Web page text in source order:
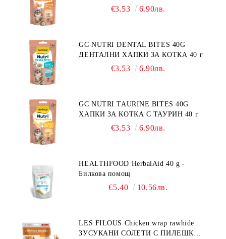
€3.53 6.90лв.
GC NUTRI DENTAL BITES 40G
ДЕНТАЛНИ ХАПКИ ЗА КОТКА 40 г
€3.53 6.90лв.
GC NUTRI TAURINE BITES 40G
ХАПКИ ЗА КОТКА С ТАУРИН 40 г
€3.53 6.90лв.
HEALTHFOOD HerbalAid 40 g -
Билкова помощ
€5.40 10.56лв.
LES FILOUS Chicken wrap rawhide
ЗУСУКАНИ СОЛЕТИ С ПИЛЕШКО,